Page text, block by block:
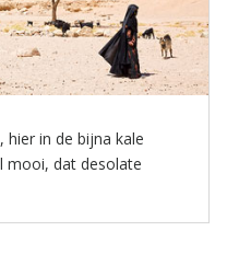
in de bijna kale
mooi, dat desolate